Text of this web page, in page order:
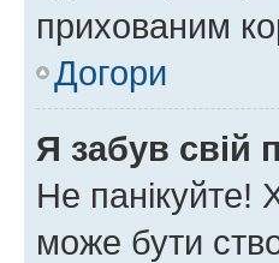
прихованим
Догори
Я забув свій
Не панікуйте!
може бути